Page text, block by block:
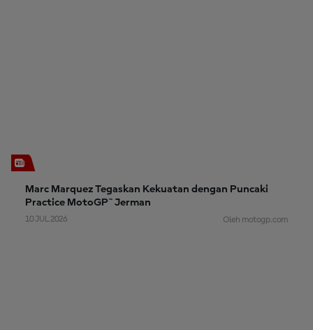
Marc Marquez Tegaskan Kekuatan dengan Puncaki
Practice MotoGP™ Jerman
10 JUL 2026 Oleh motogp.com